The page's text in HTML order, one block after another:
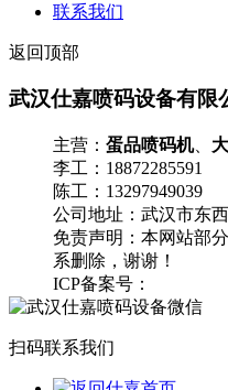
联系我们
返回顶部
武汉仕嘉喷码设备有限
主营： 蛋品喷码机、
李工：18872285591
陈工：13297949039
公司地址：武汉市东
免责声明：本网站部
系删除，谢谢！
ICP备案号：
扫码联系我们